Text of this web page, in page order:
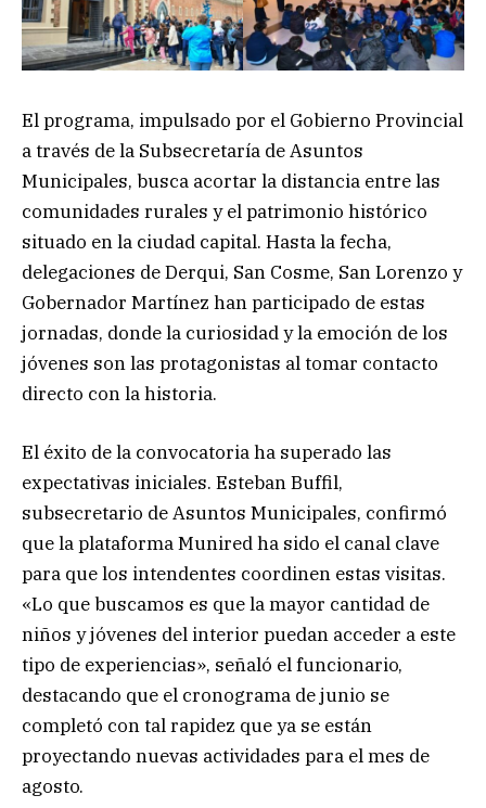
El programa, impulsado por el Gobierno Provincial
a través de la Subsecretaría de Asuntos
Municipales, busca acortar la distancia entre las
comunidades rurales y el patrimonio histórico
situado en la ciudad capital. Hasta la fecha,
delegaciones de Derqui, San Cosme, San Lorenzo y
Gobernador Martínez han participado de estas
jornadas, donde la curiosidad y la emoción de los
jóvenes son las protagonistas al tomar contacto
directo con la historia.
El éxito de la convocatoria ha superado las
expectativas iniciales. Esteban Buffil,
subsecretario de Asuntos Municipales, confirmó
que la plataforma Munired ha sido el canal clave
para que los intendentes coordinen estas visitas.
«Lo que buscamos es que la mayor cantidad de
niños y jóvenes del interior puedan acceder a este
tipo de experiencias», señaló el funcionario,
destacando que el cronograma de junio se
completó con tal rapidez que ya se están
proyectando nuevas actividades para el mes de
agosto.